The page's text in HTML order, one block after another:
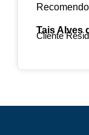
Tais Alves
Cliente